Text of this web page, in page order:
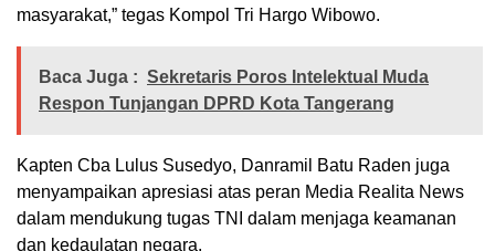
masyarakat,” tegas Kompol Tri Hargo Wibowo.
Baca Juga : ‎Sekretaris Poros Intelektual Muda
Respon Tunjangan DPRD Kota Tangerang
Kapten Cba Lulus Susedyo, Danramil Batu Raden juga
menyampaikan apresiasi atas peran Media Realita News
dalam mendukung tugas TNI dalam menjaga keamanan
dan kedaulatan negara.